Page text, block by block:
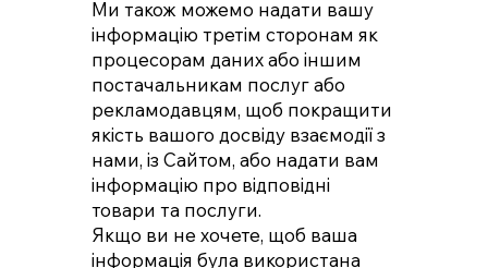
Ми також можемо надати вашу
інформацію третім сторонам як
процесорам даних або іншим
постачальникам послуг або
рекламодавцям, щоб покращити
якість вашого досвіду взаємодії з
нами, із Сайтом, або надати вам
інформацію про відповідні
товари та послуги.
Якщо ви не хочете, щоб ваша
інформація була використана